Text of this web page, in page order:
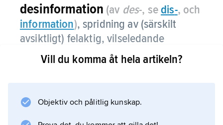
desinformation (av des-, sedis-, och
information),spridning av (särskilt
avsiktligt) felaktig, vilseledande
information.
avses med desinformation ett medvetet
Vill du komma åt hela artikeln?
Objektiv och pålitlig kunskap.